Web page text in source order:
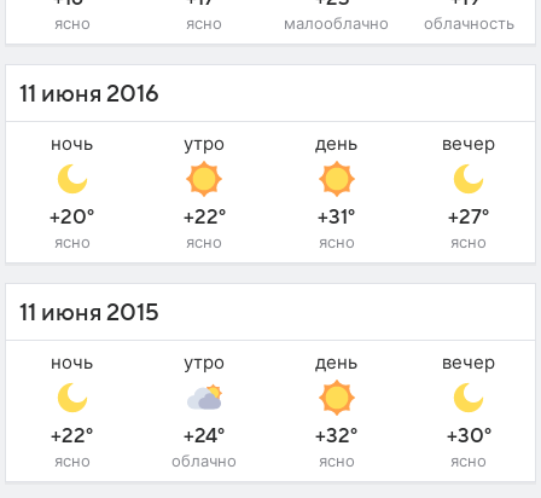
ясно ясно малооблачно облачность
11 июня 2016
ночь
+20°
ясно
утро
+22°
ясно
день
+31°
ясно
вечер
+27°
ясно
11 июня 2015
ночь
+22°
ясно
утро
+24°
облачно
день
+32°
ясно
вечер
+30°
ясно